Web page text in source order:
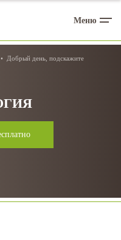
Меню
Добрый день, подскажите